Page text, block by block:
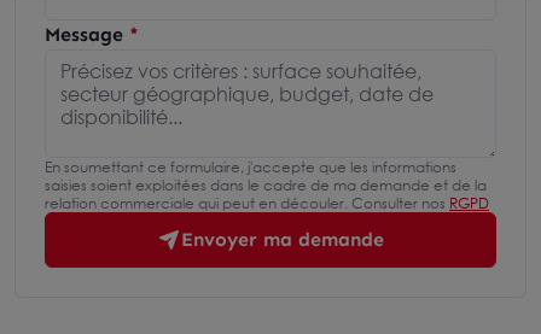
Message
En soumettant ce formulaire, j'accepte que les informations
saisies soient exploitées dans le cadre de ma demande et de la
relation commerciale qui peut en découler. Consulter nos RGPD
Envoyer ma demande